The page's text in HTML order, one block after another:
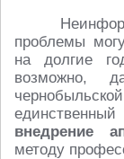
проблемы
на долгие
возможно,
внедрение
методу